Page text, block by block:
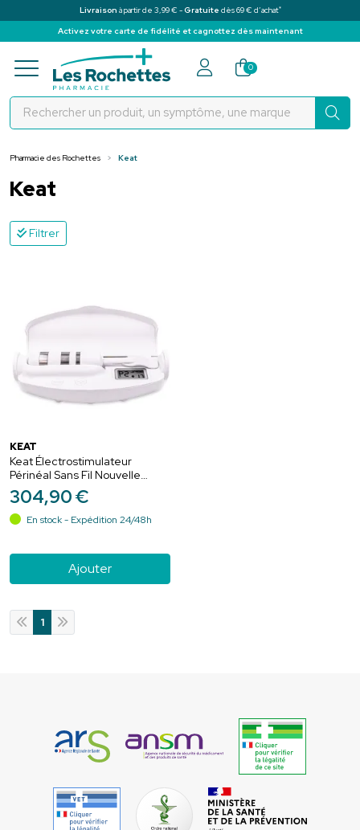
Livraison à partir de 3,99 € -Gratuite dès 69 € d’achat*
Activez votre carte de fidélité et cagnottez dès maintenant
Pharmacie des Rochettes Votre
0
Pharmacie des Rochettes Keat
Keat
Filtrer
KEAT
Keat Électrostimulateur
Périnéal Sans Fil Nouvelle
Génération V4 – Rééducation
à domicile et incontinence
304,90€
En stock - Expédition 24/48h
Ajouter
1